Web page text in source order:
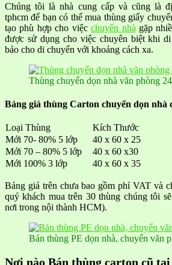
Chúng tôi là nhà cung cấp và cũng là
tphcm để bạn có thể mua thùng giấy
tạo phù hợp cho việcchuyển nhà gặp
được sử dụng cho việc chuyên biệt khi
bảo cho di chuyển với khoảng cách xa.
Thùng chuyển dọn nhà văn phòng
Bảng giá thùng Carton chuyển dọn nhà
Loại Thùng Kích Thước
Mới 70- 80% 5 lớp
40 x 60 x 25
Mới 70 – 80% 5 lớp
40 x 60 x30
Mới 100% 3 lớp
40 x 60 x 35
Bảng giá trên chưa bao gồm phí VAT và
quý khách mua trên 30 thùng chúng tôi
nơi trong nội thành HCM).
Bán thùng PE dọn nhà, chuyển văn
Nơi nào Bán thùng carton cũ